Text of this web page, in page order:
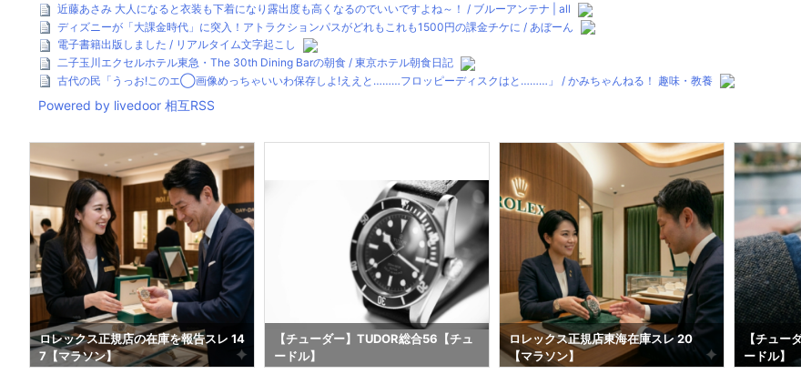
近藤あさみ 大人になると衣装も下着になり露出度も高くなるのでいいですよね～！ / ブルーアンテナ | all
ディズニーが「大課金時代」に突入！アトラクションパスがどれもこれも1500円の課金チケに / あぼーん
電子書籍出版しました / リアルタイム文字起こし
二子玉川エクセルホテル東急・The 30th Dining Barの朝食 / 東京ホテル朝食日記
古代の民「うっお!このエ◯画像めっちゃいいわ保存しよ!ええと………フロッピーディスクはと………」 / かみちゃんねる！ 趣味・教養
Powered by livedoor 相互RSS
ロレックス正規店の在庫を報告スレ 14
7【マラソン】
【チューダー】TUDOR総合56【チュ
ードル】
ロレックス正規店東海在庫スレ 20
【マラソン】
【チュー
ードル】